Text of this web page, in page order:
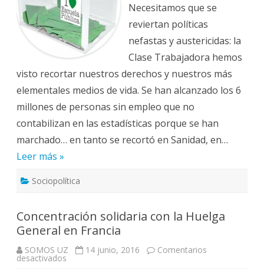
Necesitamos que se
reviertan políticas
nefastas y austericidas: la
Clase Trabajadora hemos
visto recortar nuestros derechos y nuestros más
elementales medios de vida. Se han alcanzado los 6
millones de personas sin empleo que no
contabilizan en las estadísticas porque se han
marchado… en tanto se recortó en Sanidad, en…
Leer más »
Sociopolítica
Concentración solidaria con la Huelga
General en Francia
SOMOS UZ 14 junio, 2016 Comentarios
desactivados